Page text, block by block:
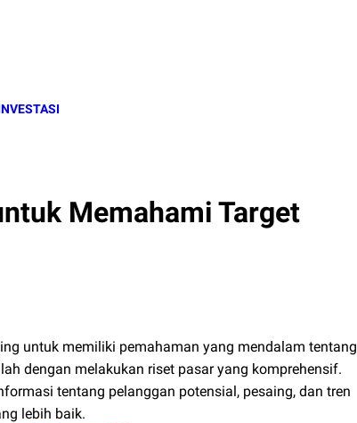
Memahami Target
untuk memiliki pemahaman yang mendalam tentang
dengan melakukan riset pasar yang komprehensif.
tentang pelanggan potensial, pesaing, dan tren
lebih baik.